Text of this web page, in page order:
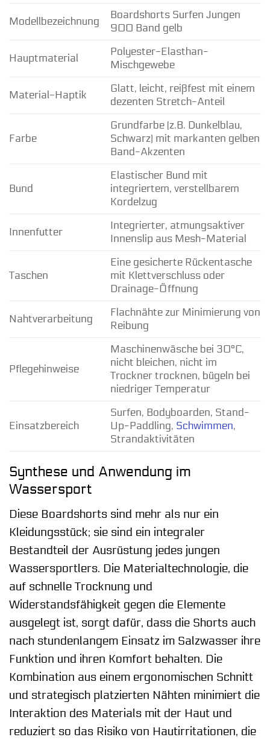
Modellbezeichnung
Boardshorts Surfen Jungen
900 Band gelb
Hauptmaterial
Polyester-Elasthan-
Mischgewebe
Material-Haptik
Glatt, leicht, reißfest mit einem
dezenten Stretch-Anteil
Farbe
Grundfarbe (z.B. Dunkelblau,
Schwarz) mit markanten gelben
Band-Akzenten
Bund
Elastischer Bund mit
integriertem, verstellbarem
Kordelzug
Innenfutter
Integrierter, atmungsaktiver
Innenslip aus Mesh-Material
Taschen
Eine gesicherte Rückentasche
mit Klettverschluss oder
Drainage-Öffnung
Nahtverarbeitung
Flachnähte zur Minimierung von
Reibung
Pflegehinweise
Maschinenwäsche bei 30°C,
nicht bleichen, nicht im
Trockner trocknen, bügeln bei
niedriger Temperatur
Einsatzbereich
Surfen, Bodyboarden, Stand-
Up-Paddling, Schwimmen,
Strandaktivitäten
Synthese und Anwendung im
Wassersport
Diese Boardshorts sind mehr als nur ein
Kleidungsstück; sie sind ein integraler
Bestandteil der Ausrüstung jedes jungen
Wassersportlers. Die Materialtechnologie, die
auf schnelle Trocknung und
Widerstandsfähigkeit gegen die Elemente
ausgelegt ist, sorgt dafür, dass die Shorts auch
nach stundenlangem Einsatz im Salzwasser ihre
Funktion und ihren Komfort behalten. Die
Kombination aus einem ergonomischen Schnitt
und strategisch platzierten Nähten minimiert die
Interaktion des Materials mit der Haut und
reduziert so das Risiko von Hautirritationen, die